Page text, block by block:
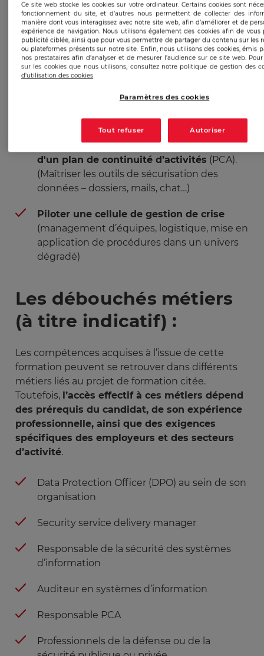
en répartissant les rôles et en facilitant la
prise de décision rapide
Concevoir un plan d’amélioration post-crise
en capitalisant sur les retours d’expérience
et en définissant des actions pérennes
trois modulesde la certification, les
Piloter un audit de sécuritéetréalisation
d'un plan de continuité d’activités (PCA).
(Maîtriser les outils de sécurisation des
données – dossiers, mails, chat…)
Piloter une cellule de gestion de crise
(management d’équipes, logistique, mise en
application de procédures dans un univers
dégradé)
Les débouchés métiers
(à titre indicatif) :
Les compétences acquises à l’issue de cette
formation peuvent se retrouver dans différents
métiers liés au projet de formation citée.
Toutefois, l’accès effectif à ces métiers dépend
des prérequis du candidat, de son expérience
professionnelle, ainsi que des exigences
spécifiques des employeurs et des secteurs
d’activité.
Data Protection Officer (DPO) au sein de son
organisation
Security service delivery manager
Responsable de la sécurité des systèmes
d’information
Auditeur en systèmes d’information
Responsable PCA
Professionnels de la défense ou de la
Ce site web stocke les cookies sur votre ordinateur. Certains cookies sont
fonctionnement du site, et d’autres nous permettent de collecter des
manière dont vous interagissez avec notre site web, afin d’améliorer et de
expérience de navigation. Nous utilisons également des cookies afin de vous
publicité ciblée, ainsi que pour vous permettre de partager du contenu sur les
ou plateformes présents sur notre site. Enfin, nous utilisons des cookies, émis
nos prestataires afin d’analyser et de mesurer l’audience sur ce site web.
sur les cookies que nous utilisons, consultez notre politique de gestion des
d'utilisation des cookies
Paramètres des cookies
Tout refuser Autoriser